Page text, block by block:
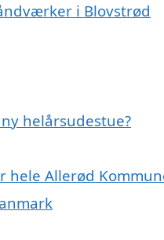
i Blovstrød
helårsudestue?
hele Allerød